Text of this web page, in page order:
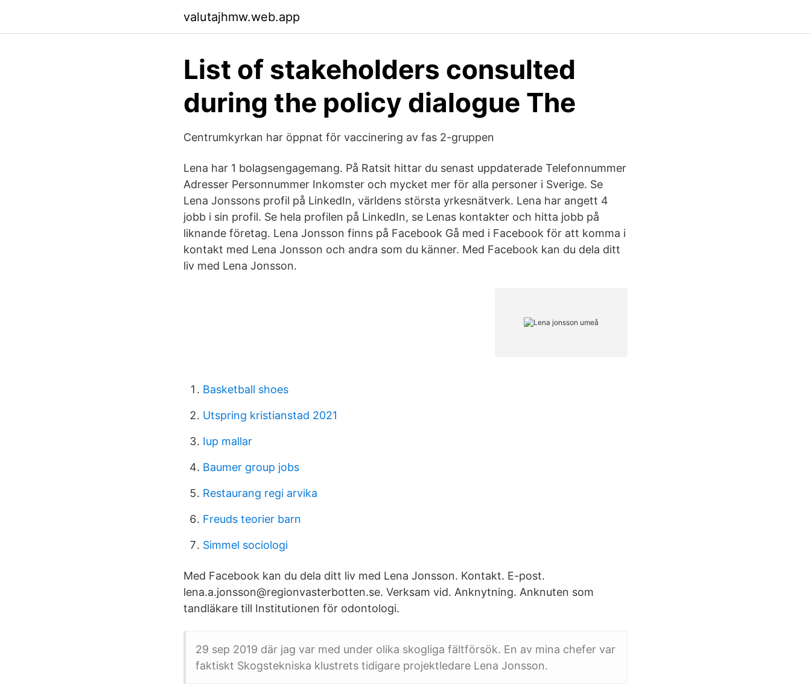
valutajhmw.web.app
List of stakeholders consulted
during the policy dialogue The
Centrumkyrkan har öppnat för vaccinering av fas 2-gruppen
Lena har 1 bolagsengagemang. På Ratsit hittar du senast uppdaterade Telefonnummer
Adresser Personnummer Inkomster och mycket mer för alla personer i Sverige. Se
Lena Jonssons profil på LinkedIn, världens största yrkesnätverk. Lena har angett 4
jobb i sin profil. Se hela profilen på LinkedIn, se Lenas kontakter och hitta jobb på
liknande företag. Lena Jonsson finns på Facebook Gå med i Facebook för att komma i
kontakt med Lena Jonsson och andra som du känner. Med Facebook kan du dela ditt
liv med Lena Jonsson.
Basketball shoes
Utspring kristianstad 2021
Iup mallar
Baumer group jobs
Restaurang regi arvika
Freuds teorier barn
Simmel sociologi
Med Facebook kan du dela ditt liv med Lena Jonsson. Kontakt. E-post.
lena.a.jonsson@regionvasterbotten.se. Verksam vid. Anknytning. Anknuten som
tandläkare till Institutionen för odontologi.
29 sep 2019 där jag var med under olika skogliga fältförsök. En av mina chefer var
faktiskt Skogstekniska klustrets tidigare projektledare Lena Jonsson.